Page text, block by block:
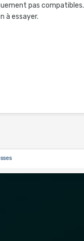
pas compatibles.
à essayer.